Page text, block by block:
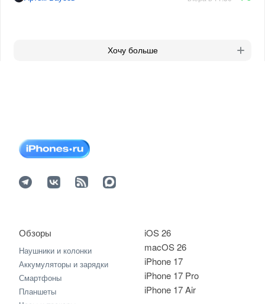
Хочу больше
iOS 26
macOS 26
iPhone 17
iPhone 17 Pro
iPhone 17 Air
Обзоры
Наушники и колонки
Аккумуляторы и зарядки
Смартфоны
Планшеты